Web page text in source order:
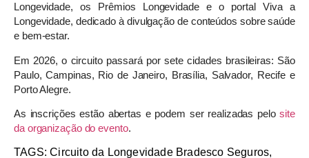
Longevidade, os Prêmios Longevidade e o portal Viva a
Longevidade, dedicado à divulgação de conteúdos sobre saúde
e bem-estar.
Em 2026, o circuito passará por sete cidades brasileiras: São
Paulo, Campinas, Rio de Janeiro, Brasília, Salvador, Recife e
Porto Alegre.
As inscrições estão abertas e podem ser realizadas pelosite
da organização do evento.
TAGS: Circuito da Longevidade Bradesco Seguros,